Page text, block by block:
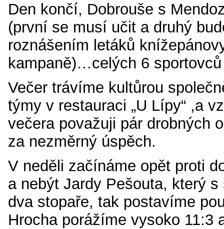
Den končí, Dobrouše s
(první se musí učit a druhý
roznášením letáků
kampaně)…celých 6
Večer trávíme kultůrou
týmy v restauraci „U Lípy“ ,a
večera považuji pár drobných
za nezměrný úspěch.
V neděli začínáme opět proti
a nebýt Jardy Pešouta, který s
dva stopaře, tak postavíme
Hrocha porážíme vysoko 11:3